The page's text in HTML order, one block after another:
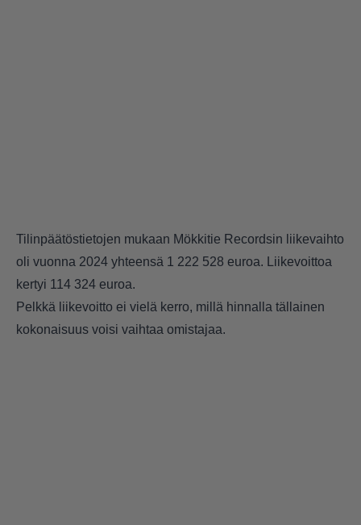
Tilinpäätöstietojen mukaan Mökkitie Recordsin liikevaihto
oli vuonna 2024 yhteensä 1 222 528 euroa. Liikevoittoa
kertyi 114 324 euroa.
Pelkkä liikevoitto ei vielä kerro, millä hinnalla tällainen
kokonaisuus voisi vaihtaa omistajaa.